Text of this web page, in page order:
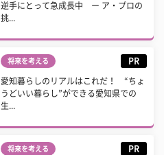
逆手にとって急成長中 ー ア・プロの
挑...
将来を考える PR
愛知暮らしのリアルはこれだ！ “ちょ
うどいい暮らし”ができる愛知県での
生...
将来を考える PR